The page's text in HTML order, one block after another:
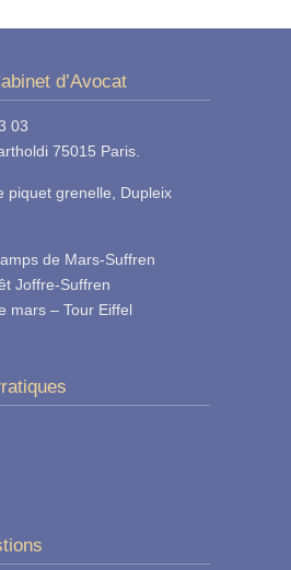
d’Avocat
03
75015 Paris.
piquet grenelle, Dupleix
de Mars-Suffren
Joffre-Suffren
mars – Tour Eiffel